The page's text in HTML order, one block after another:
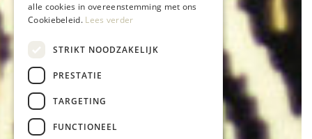
alle cookies in overeenstemming met ons
Cookiebeleid. Lees verder
STRIKT NOODZAKELIJK
PRESTATIE
TARGETING
FUNCTIONEEL